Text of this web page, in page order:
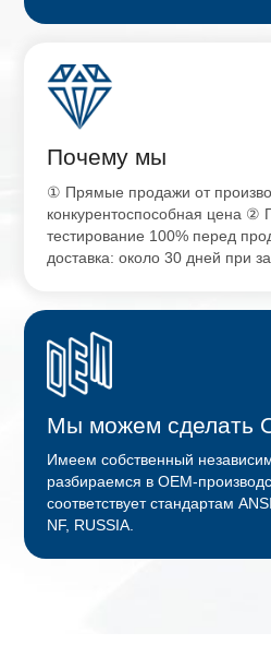
Почему мы
① Прямые продажи от
конкурентоспособная цена ②
тестирование 100% перед
доставка: около 30 дней при
Мы можем сделать
Имеем собственный
разбираемся в OEM-
соответствует стандартам
NF, RUSSIA.